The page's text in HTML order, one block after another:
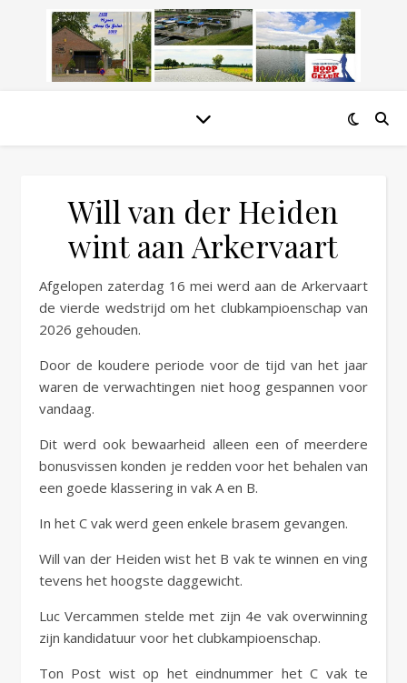
Will van der Heiden
wint aan Arkervaart
Afgelopen zaterdag 16 mei werd aan de Arkervaart
de vierde wedstrijd om het clubkampioenschap van
2026 gehouden.
Door de koudere periode voor de tijd van het jaar
waren de verwachtingen niet hoog gespannen voor
vandaag.
Dit werd ook bewaarheid alleen een of meerdere
bonusvissen konden je redden voor het behalen van
een goede klassering in vak A en B.
In het C vak werd geen enkele brasem gevangen.
Will van der Heiden wist het B vak te winnen en ving
tevens het hoogste daggewicht.
Luc Vercammen stelde met zijn 4e vak overwinning
zijn kandidatuur voor het clubkampioenschap.
Ton Post wist op het eindnummer het C vak te